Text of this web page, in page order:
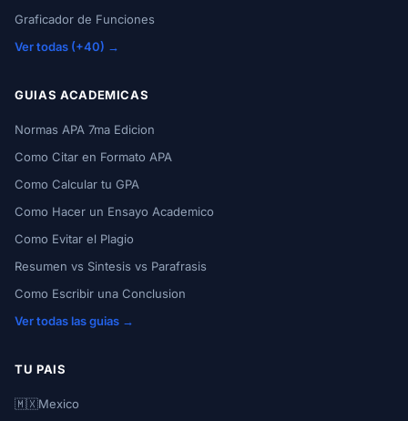
Graficador de Funciones
Ver todas (+40) →
GUIAS ACADEMICAS
Normas APA 7ma Edicion
Como Citar en Formato APA
Como Calcular tu GPA
Como Hacer un Ensayo Academico
Como Evitar el Plagio
Resumen vs Sintesis vs Parafrasis
Como Escribir una Conclusion
Ver todas las guias →
TU PAIS
🇲🇽Mexico